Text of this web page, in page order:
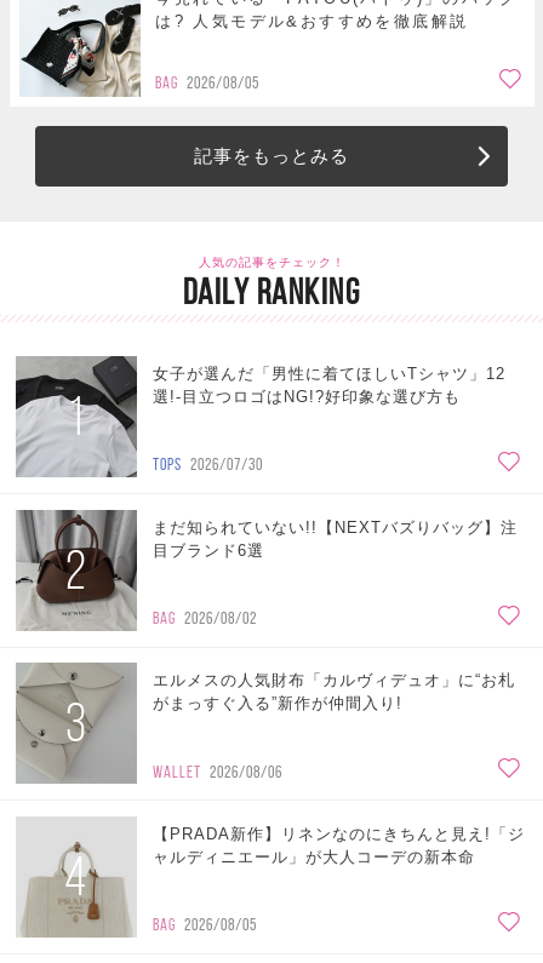
は? 人気モデル&おすすめを徹底解説
BAG 2026/08/05
記事をもっとみる
人気の記事をチェック！
DAILY RANKING
1
女子が選んだ「男性に着てほしいTシャツ」12
選!-目立つロゴはNG!?好印象な選び方も
TOPS 2026/07/30
2
まだ知られていない!!【NEXTバズりバッグ】注
目ブランド6選
BAG 2026/08/02
3
エルメスの人気財布「カルヴィデュオ」に“お札
がまっすぐ入る”新作が仲間入り!
WALLET 2026/08/06
4
【PRADA新作】リネンなのにきちんと見え!「ジ
ャルディニエール」が大人コーデの新本命
BAG 2026/08/05